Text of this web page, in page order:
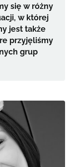
się w różny
w której
jest także
przyjęliśmy
grup